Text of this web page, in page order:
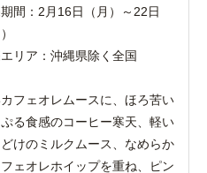
間：2月16日（月）～22日
リア：沖縄県除く全国
フェオレムースに、ほろ苦い
る食感のコーヒー寒天、軽い
どけのミルクムース、なめらか
ェオレホイップを重ね、ピン